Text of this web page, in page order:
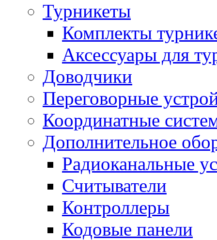
Турникеты
Комплекты
Аксессуары для
Доводчики
Переговорные
Координатные
Дополнительное
Радиоканальные
Считыватели
Контроллеры
Кодовые панели